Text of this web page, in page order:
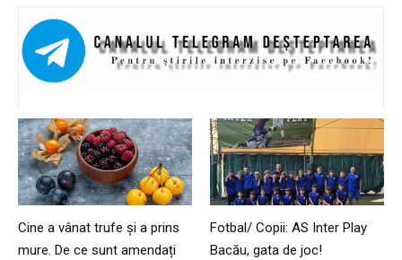
Cine a vânat trufe și a prins
mure. De ce sunt amendați
Fotbal/ Copii: AS Inter Play
Bacău, gata de joc!